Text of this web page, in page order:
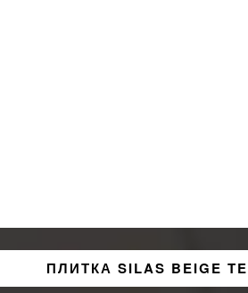
ПЛИТКА SILAS BEIGE